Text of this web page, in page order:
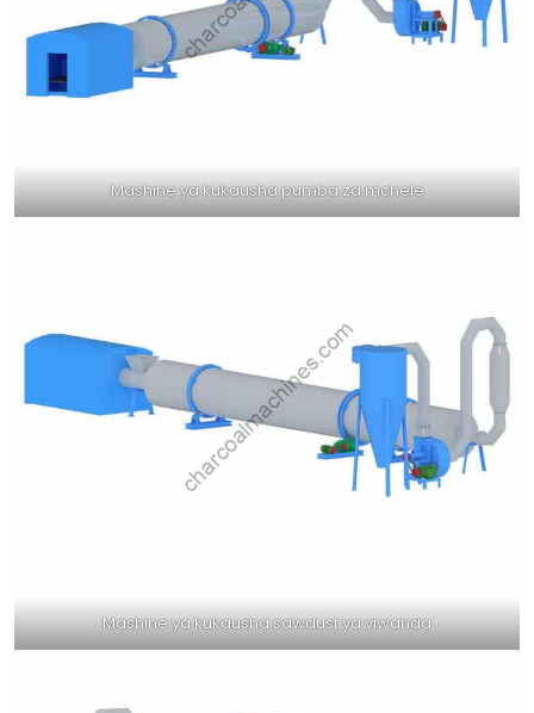
Mashine ya kukausha pumba za mchele
Mashine ya kukausha sawdust ya viwanda